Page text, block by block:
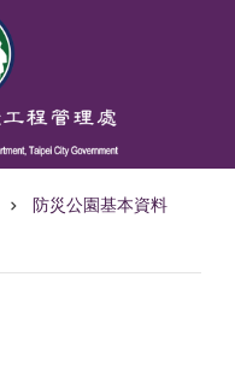
防災公園基本資料